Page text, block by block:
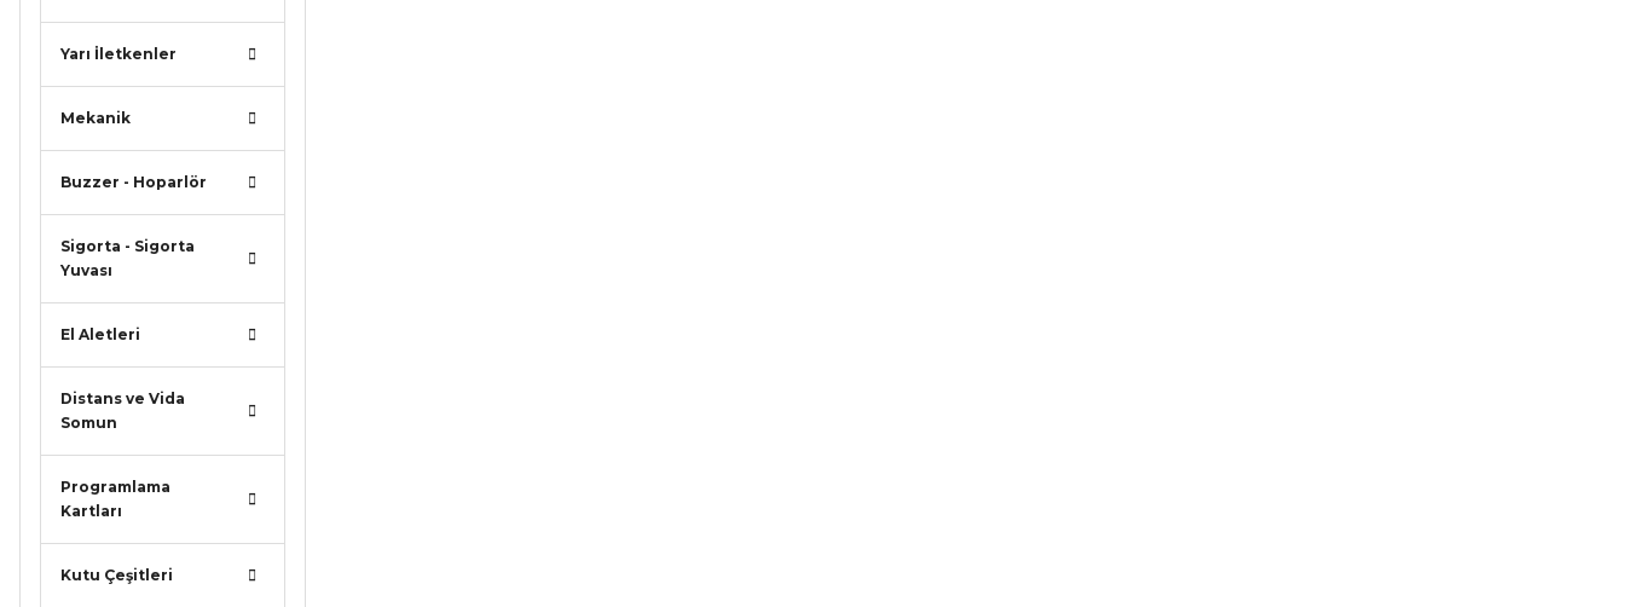
Yarı İletkenler
Mekanik
Buzzer - Hoparlör
Sigorta - Sigorta
Yuvası
El Aletleri
Distans ve Vida
Somun
Programlama
Kartları
Kutu Çeşitleri